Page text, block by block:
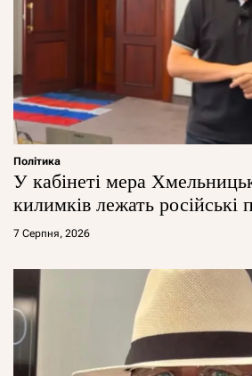
Політика
У кабінеті мера
килимків лежать російські
7 Серпня, 2026